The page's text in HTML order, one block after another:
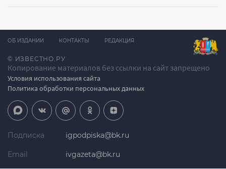
© ИЗВЕСТНО.РУ
Копирование материалов без ссылки на сайт запрещено
Условия использования сайта
Политика обработки персональных данных
ОБ ИЗДАНИИ КОНТАКТЫ РЕДАКЦИЯ
Подписка igpodpiska@bk.ru
Email ivgazeta@bk.ru